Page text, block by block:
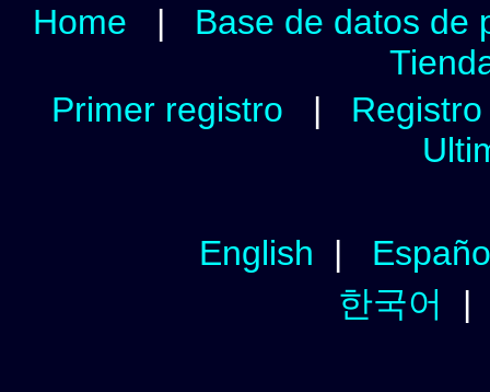
Home | Base de datos de
Primer registro |
English |
한국어